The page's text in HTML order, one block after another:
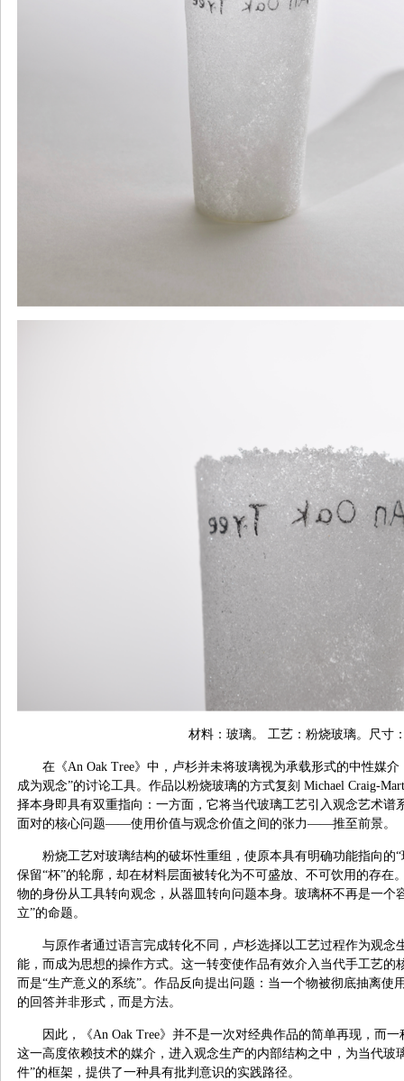
材料：玻璃。 工艺：粉烧玻璃。尺寸
在《An Oak Tree》中，卢杉并未将玻璃视为承载形式的中性媒
成为观念”的讨论工具。作品以粉烧玻璃的方式复刻 Michael Craig-
择本身即具有双重指向：一方面，它将当代玻璃工艺引入观念艺术谱
面对的核心问题——使用价值与观念价值之间的张力——推至前景。
粉烧工艺对玻璃结构的破坏性重组，使原本具有明确功能指向的
保留“杯”的轮廓，却在材料层面被转化为不可盛放、不可饮用的存在
物的身份从工具转向观念，从器皿转向问题本身。玻璃杯不再是一个
立”的命题。
与原作者通过语言完成转化不同，卢杉选择以工艺过程作为观念
能，而成为思想的操作方式。这一转变使作品有效介入当代手工艺的
而是“生产意义的系统”。作品反向提出问题：当一个物被彻底抽离使
的回答并非形式，而是方法。
因此，《An Oak Tree》并不是一次对经典作品的简单再现，而
这一高度依赖技术的媒介，进入观念生产的内部结构之中，为当代玻
件”的框架，提供了一种具有批判意识的实践路径。